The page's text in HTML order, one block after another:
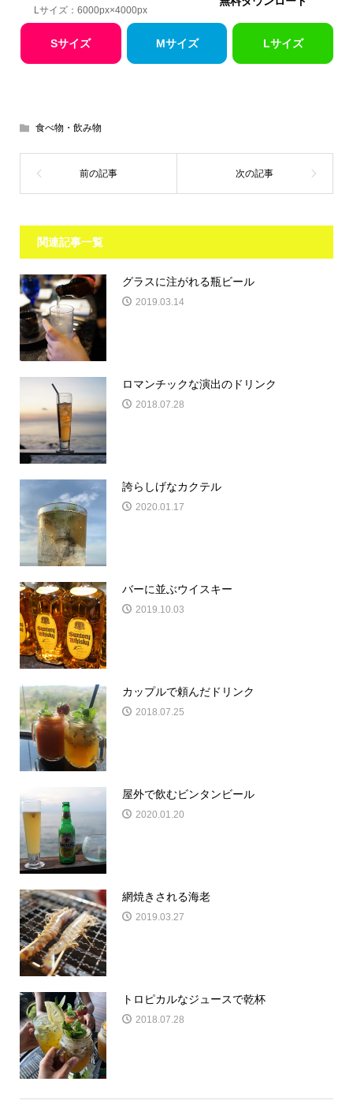
Lサイズ：6000px×4000px
Sサイズ Mサイズ Lサイズ
食べ物・飲み物
関連記事一覧
グラスに注がれる瓶ビール
2019.03.14
ロマンチックな演出のドリンク
2018.07.28
誇らしげなカクテル
2020.01.17
バーに並ぶウイスキー
2019.10.03
カップルで頼んだドリンク
2018.07.25
屋外で飲むビンタンビール
2020.01.20
網焼きされる海老
2019.03.27
トロピカルなジュースで乾杯
2018.07.28